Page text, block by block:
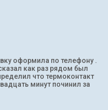
оформила по телефону .
как раз рядом был
что термоконтакт
минут починил за